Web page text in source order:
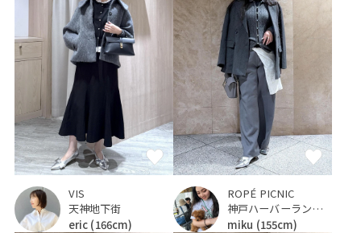
VIS
天神地下街
eric (166cm)
ROPÉ PICNIC
神戸ハーバーランドumie
miku (155cm)